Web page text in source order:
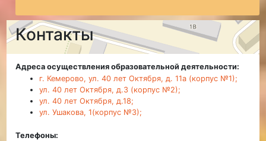
Контакты
Адреса осуществления образовательной деятельности:
г. Кемерово, ул. 40 лет Октября, д. 11а (корпус №1);
ул. 40 лет Октября, д.3 (корпус №2);
ул. 40 лет Октября, д.18;
ул. Ушакова, 1(корпус №3);
Телефоны: